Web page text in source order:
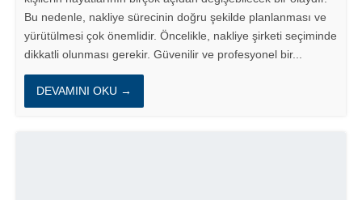
Bu nedenle, nakliye sürecinin doğru şekilde planlanması ve
yürütülmesi çok önemlidir. Öncelikle, nakliye şirketi seçiminde
dikkatli olunması gerekir. Güvenilir ve profesyonel bir...
DEVAMINI OKU →